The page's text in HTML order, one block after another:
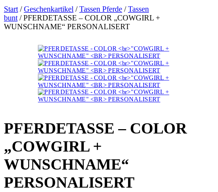
Start /Geschenkartikel /Tassen Pferde /Tassen
bunt /PFERDETASSE – COLOR „COWGIRL +
WUNSCHNAME“ PERSONALISERT
PFERDETASSE – COLOR
„COWGIRL +
WUNSCHNAME“
PERSONALISERT